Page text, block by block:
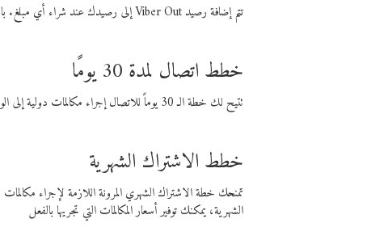
تتم إضافة رصيد Viber Out إلى رصيدك عند شراء أي مبلغ. باستخدام رصيدك، يمكنك إجراء مكالمات إلى أي رقم في العالم بأسعار فايبر المنخفضة.
خطط اتصال لمدة 30 يومًا
تتيح لك خطة الـ 30 يوماً للاتصال إجراء مكالمات دولية إلى الوجهة التي تختارها لمدة 30 يوماً بأسعار فايبر المنخفضة.
خطط الاشتراك الشهرية
تمنحك خطة الاشتراك الشهري المرونة اللازمة لإجراء
الشهرية، يمكنك توفير أسعار المكالمات التي تجريها بالفعل